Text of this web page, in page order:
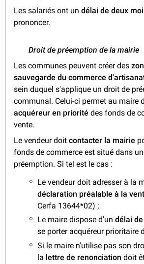
Les salariés ont undélai de deux
prononcer.
Droit de préemption de la mairie
Les communes peuvent créer des
sauvegarde du commerce
sein duquel s'applique un droit de
communal. Celui-ci permet au maire
acquéreur en priorité des fonds de
vente.
Le vendeur doitcontacter la mairie
fonds de commerce est situé dans
préemption. Si tel est le cas :
Le vendeur doit adresser à la
déclaration préalable à la
Cerfa 13644*02) ;
Le maire dispose d'undélai
se porter acquéreur prioritaire
Si le maire n'utilise pas son
la lettre de renonciation doit